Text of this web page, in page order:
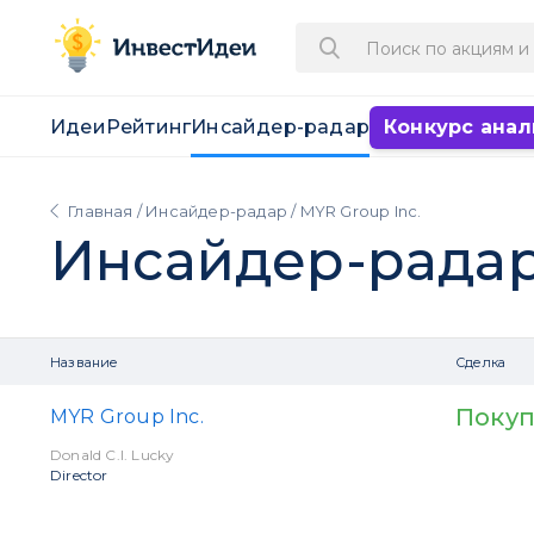
Идеи РейтингИнсайдер-радар Конкурс
Главная /Инсайдер-радар / MYR Group Inc.
Инсайдер-
Название Сделка
MYR Group Inc.
Donald C.I. Lucky
Director